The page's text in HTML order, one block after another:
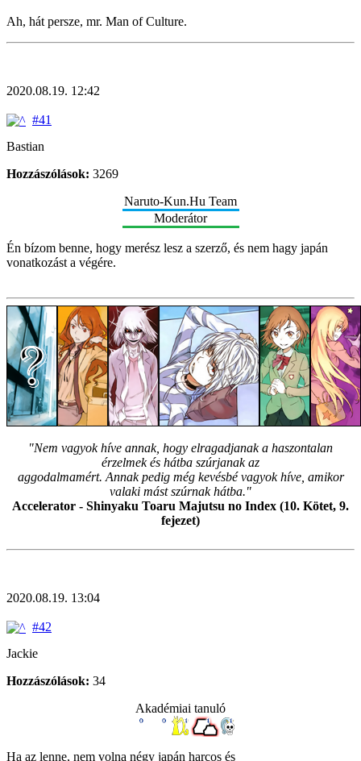
Ah, hát persze, mr. Man of Culture.
2020.08.19. 12:42
#41
Bastian
Hozzászólások: 3269
Naruto-Kun.Hu Team
Moderátor
Én bízom benne, hogy merész lesz a szerző, és nem hagy japán
vonatkozást a végére.
"Nem vagyok híve annak, hogy elragadjanak a haszontalan
érzelmek és hátba szúrjanak az
aggodalmamért. Annak pedig még kevésbé vagyok híve, amikor
valaki mást szúrnak hátba."
Accelerator - Shinyaku Toaru Majutsu no Index (10. Kötet, 9.
fejezet)
2020.08.19. 13:04
#42
Jackie
Hozzászólások: 34
Akadémiai tanuló
Ha az lenne, nem volna négy japán harcos és